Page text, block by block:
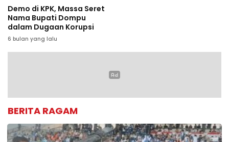
Demo di KPK, Massa Seret
Nama Bupati Dompu
dalam Dugaan Korupsi
6 bulan yang lalu
BERITA RAGAM